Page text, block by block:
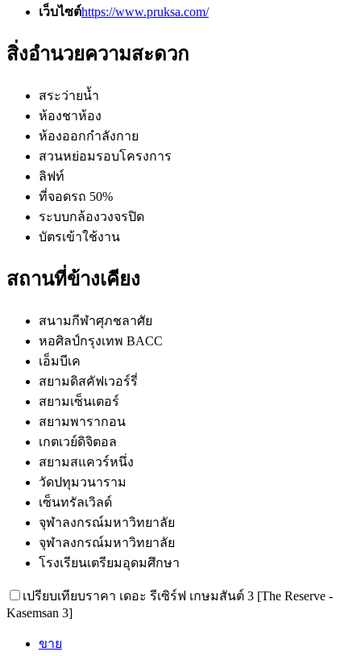
เว็บไซต์https://www.pruksa.com/
สิ่งอำนวยความสะดวก
สระว่ายน้ำ
ห้องชาห้อง
ห้องออกกำลังกาย
สวนหย่อมรอบโครงการ
ลิฟท์
ที่จอดรถ 50%
ระบบกล้องวงจรปิด
บัตรเข้าใช้งาน
สถานที่ข้างเคียง
สนามกีฬาศุภชลาศัย
หอศิลป์กรุงเทพ BACC
เอ็มบีเค
สยามดิสคัฟเวอร์รี่
สยามเซ็นเตอร์
สยามพารากอน
เกตเวย์ดิจิตอล
สยามสแควร์หนึ่ง
วัดปทุมวนาราม
เซ็นทรัลเวิลด์
จุฬาลงกรณ์มหาวิทยาลัย
จุฬาลงกรณ์มหาวิทยาลัย
โรงเรียนเตรียมอุดมศึกษา
เปรียบเทียบราคา เดอะ รีเซิร์ฟ เกษมสันต์ 3 [The Reserve -
Kasemsan 3]
ขาย